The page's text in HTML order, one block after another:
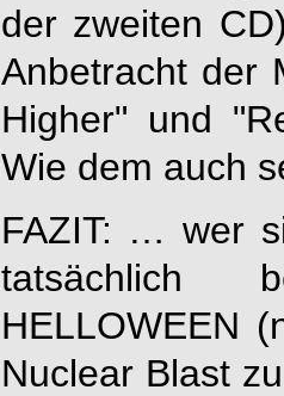
der zweiten
Anbetracht der
Higher" und
Wie dem auch
FAZIT: … wer
tatsächlich
HELLOWEEN
Nuclear Blast